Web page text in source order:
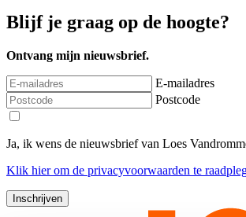
Blijf je graag op de hoogte?
Ontvang mijn nieuwsbrief.
E-mailadres
Postcode
Ja, ik wens de nieuwsbrief van Loes
Klik hierom de privacyvoorwaarden te